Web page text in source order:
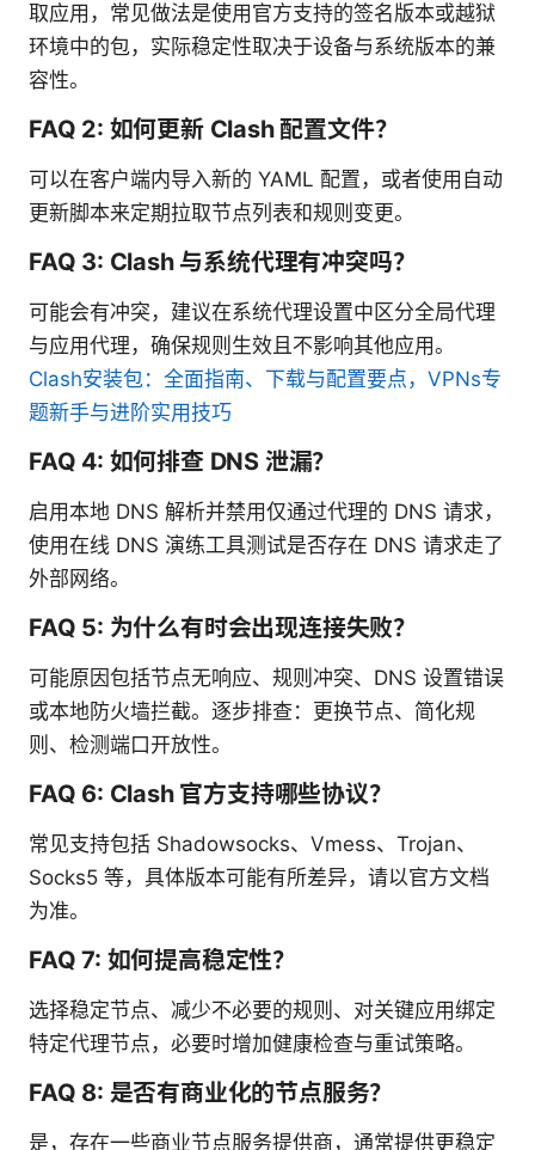
取应用，常见做法是使用官方支持的签名版本或越狱
环境中的包，实际稳定性取决于设备与系统版本的兼
容性。
FAQ 2: 如何更新 Clash 配置文件？
可以在客户端内导入新的 YAML 配置，或者使用自动
更新脚本来定期拉取节点列表和规则变更。
FAQ 3: Clash 与系统代理有冲突吗？
可能会有冲突，建议在系统代理设置中区分全局代理
与应用代理，确保规则生效且不影响其他应用。
Clash安装包：全面指南、下载与配置要点，VPNs专
题新手与进阶实用技巧
FAQ 4: 如何排查 DNS 泄漏？
启用本地 DNS 解析并禁用仅通过代理的 DNS 请求，
使用在线 DNS 演练工具测试是否存在 DNS 请求走了
外部网络。
FAQ 5: 为什么有时会出现连接失败？
可能原因包括节点无响应、规则冲突、DNS 设置错误
或本地防火墙拦截。逐步排查：更换节点、简化规
则、检测端口开放性。
FAQ 6: Clash 官方支持哪些协议？
常见支持包括 Shadowsocks、Vmess、Trojan、
Socks5 等，具体版本可能有所差异，请以官方文档
为准。
FAQ 7: 如何提高稳定性？
选择稳定节点、减少不必要的规则、对关键应用绑定
特定代理节点，必要时增加健康检查与重试策略。
FAQ 8: 是否有商业化的节点服务？
是，存在一些商业节点服务提供商，通常提供更稳定